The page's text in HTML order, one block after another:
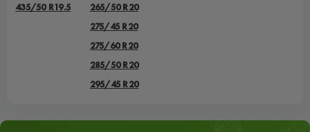
435/50 R19.5
265/50 R20
275/45 R20
275/60 R20
285/50 R20
295/45 R20